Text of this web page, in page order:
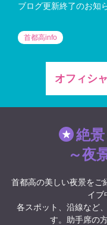
ブログ更新終了のお知
首都高info
オフィシ
絶
～夜
首都高の美しい夜景をご
イブ
各スポット、沿線など
す。助手席の